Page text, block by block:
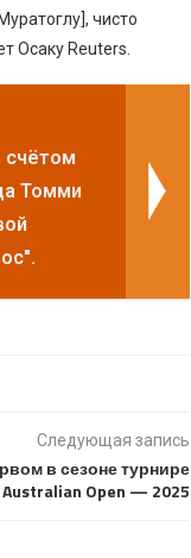
чисто
Осаку Reuters.
счётом
Томми
Следующая запись
в сезоне турнире
Open — 2025